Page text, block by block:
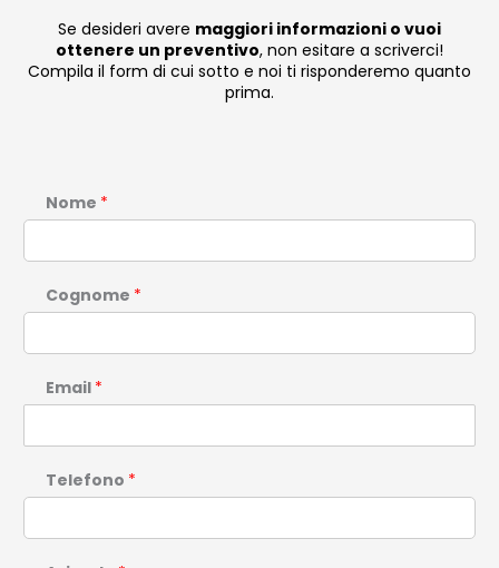
Se desideri avere maggiori informazioni o vuoi
ottenere un preventivo, non esitare a scriverci!
Compila il form di cui sotto e noi ti risponderemo quanto
prima.
Nome *
Cognome *
Email *
Telefono *